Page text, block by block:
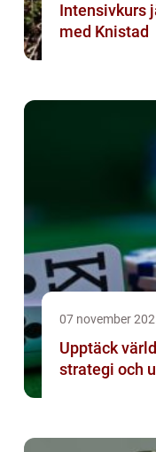
Intensivkurs
med Knistad
07 november
Upptäck
strategi och